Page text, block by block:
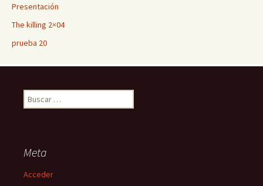
Presentación
The killing 2×04
prueba 20
Buscar:
Meta
Acceder